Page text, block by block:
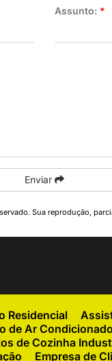
Assunto: *
Enviar
Sua reprodução,
Residencial
de Ar
de Cozinha
Empresa de